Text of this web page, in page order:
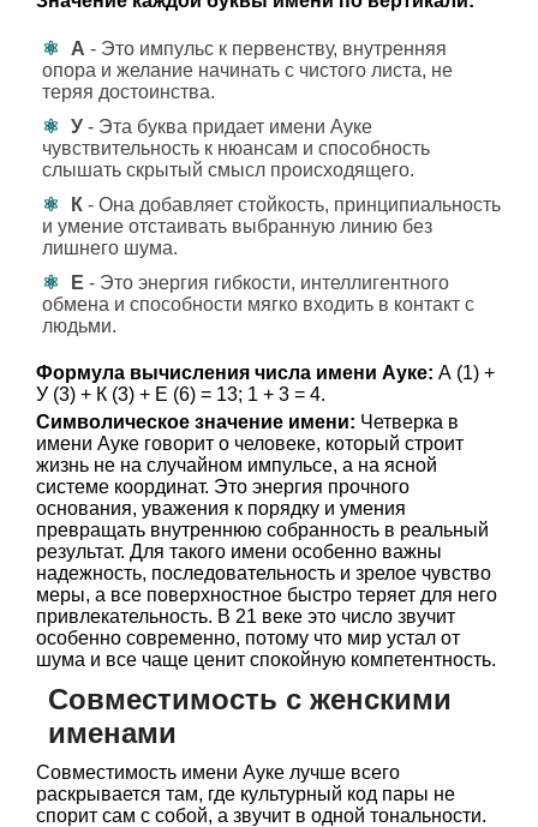
А - Это импульс к первенству, внутренняя
опора и желание начинать с чистого листа, не
теряя достоинства.
У - Эта буква придает имени Ауке
чувствительность к нюансам и способность
слышать скрытый смысл происходящего.
К - Она добавляет стойкость, принципиальность
и умение отстаивать выбранную линию без
лишнего шума.
Е - Это энергия гибкости, интеллигентного
обмена и способности мягко входить в контакт с
людьми.
Формула вычисления числа имени Ауке: А (1) +
У (3) + К (3) + Е (6) = 13; 1 + 3 = 4.
Символическое значение имени: Четверка в
имени Ауке говорит о человеке, который строит
жизнь не на случайном импульсе, а на ясной
системе координат. Это энергия прочного
основания, уважения к порядку и умения
превращать внутреннюю собранность в реальный
результат. Для такого имени особенно важны
надежность, последовательность и зрелое чувство
меры, а все поверхностное быстро теряет для него
привлекательность. В 21 веке это число звучит
особенно современно, потому что мир устал от
шума и все чаще ценит спокойную компетентность.
Совместимость с женскими
именами
Совместимость имени Ауке лучше всего
раскрывается там, где культурный код пары не
спорит сам с собой, а звучит в одной тональности.